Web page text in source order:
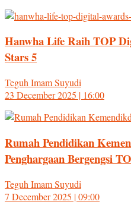
Hanwha Life Raih TOP
Stars 5
Teguh Imam Suyudi
23 December 2025 | 16:00
Rumah Pendidikan
Penghargaan Bergengsi
Teguh Imam Suyudi
7 December 2025 | 09:00